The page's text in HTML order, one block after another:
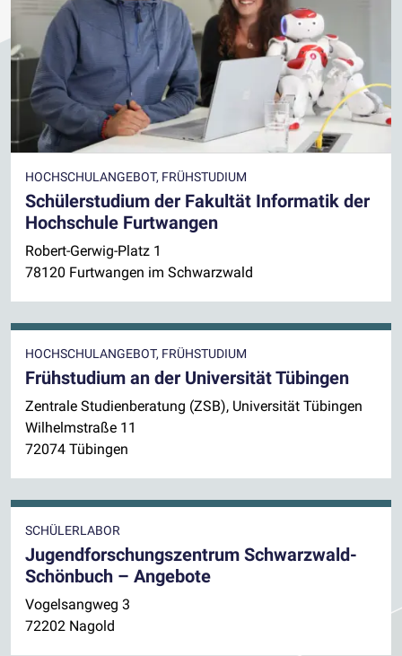
HOCHSCHULANGEBOT, FRÜHSTUDIUM
Schülerstudium der Fakultät Informatik der
Hochschule Furtwangen
Robert-Gerwig-Platz 1
78120 Furtwangen im Schwarzwald
HOCHSCHULANGEBOT, FRÜHSTUDIUM
Frühstudium an der Universität Tübingen
Zentrale Studienberatung (ZSB), Universität Tübingen
Wilhelmstraße 11
72074 Tübingen
SCHÜLERLABOR
Jugendforschungszentrum Schwarzwald-
Schönbuch – Angebote
Vogelsangweg 3
72202 Nagold